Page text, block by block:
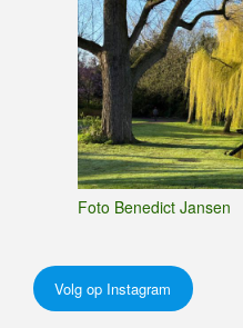
Foto Benedict Jansen
Volg op Instagram